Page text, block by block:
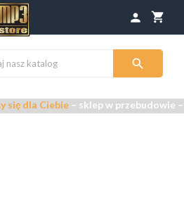
shopping_cart
person

Ciebie– sklep w przebudowie –